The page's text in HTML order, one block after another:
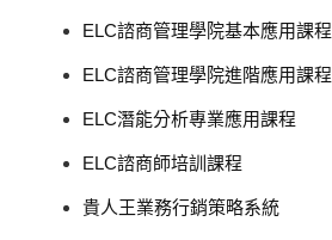
ELC諮商管理學院基本應用課程
ELC諮商管理學院進階應用課程
ELC潛能分析專業應用課程
ELC諮商師培訓課程
貴人王業務行銷策略系統